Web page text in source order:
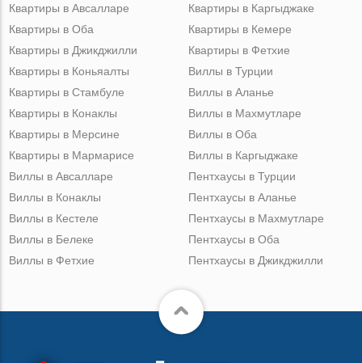
Квартиры в Авсалларе
Квартиры в Оба
Квартиры в Джикджилли
Квартиры в Каргыджаке
Квартиры в Кемере
Квартиры в Фетхие
Квартиры в Коньяалты
Квартиры в Стамбуле
Квартиры в Конаклы
Квартиры в Мерсине
Квартиры в Мармарисе
Виллы в Турции
Виллы в Аланье
Виллы в Махмутларе
Виллы в Оба
Виллы в Каргыджаке
Виллы в Авсалларе
Виллы в Конаклы
Виллы в Кестеле
Виллы в Белеке
Виллы в Фетхие
Пентхаусы в Турции
Пентхаусы в Аланье
Пентхаусы в Махмутларе
Пентхаусы в Оба
Пентхаусы в Джикджилли